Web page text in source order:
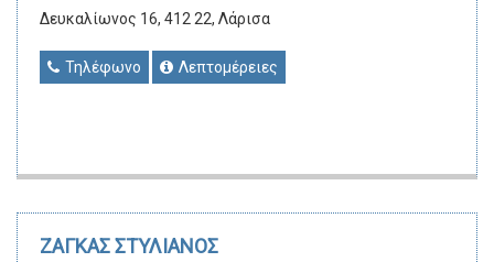
Δευκαλίωνος 16, 412 22, Λάρισα
Τηλέφωνο Λεπτομέρειες
ΖΑΓΚΑΣ ΣΤΥΛΙΑΝΟΣ